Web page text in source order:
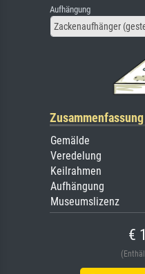
Aufhängung
Zackenaufhänger
Zusammenfassung
Gemälde
Veredelung
Keilrahmen
Aufhängung
Museumslizenz
€